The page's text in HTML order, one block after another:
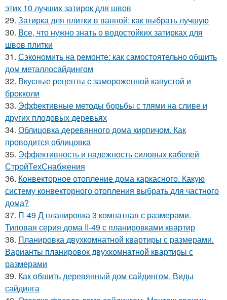
этих 10 лучших затирок для швов
29. Затирка для плитки в ванной: как выбрать лучшую
30. Все, что нужно знать о водостойких затирках для
швов плитки
31. Сэкономить на ремонте: как самостоятельно обшить
дом металлосайдингом
32. Вкусные рецепты с замороженной капустой и
брокколи
33. Эффективные методы борьбы с тлями на сливе и
других плодовых деревьях
34. Облицовка деревянного дома кирпичом. Как
проводится облицовка
35. Эффективность и надежность силовых кабелей
СтройТехСнабжения
36. Конвекторное отопление дома каркасного. Какую
систему конвекторного отопления выбрать для частного
дома?
37. П-49 Д планировка 3 комнатная с размерами.
Типовая серия дома II-49 с планировками квартир
38. Планировка двухкомнатной квартиры с размерами.
Варианты планировок двухкомнатной квартиры с
размерами
39. Как обшить деревянный дом сайдингом. Виды
сайдинга